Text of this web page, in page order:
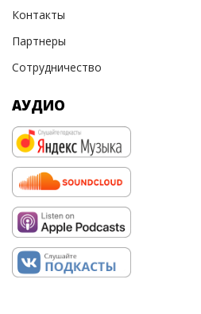
Контакты
Партнеры
Сотрудничество
АУДИО